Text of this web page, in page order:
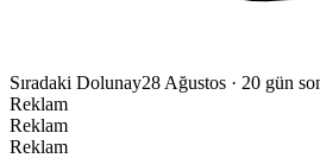
Sıradaki Dolunay28 Ağustos · 20 gün
Reklam
Reklam
Reklam